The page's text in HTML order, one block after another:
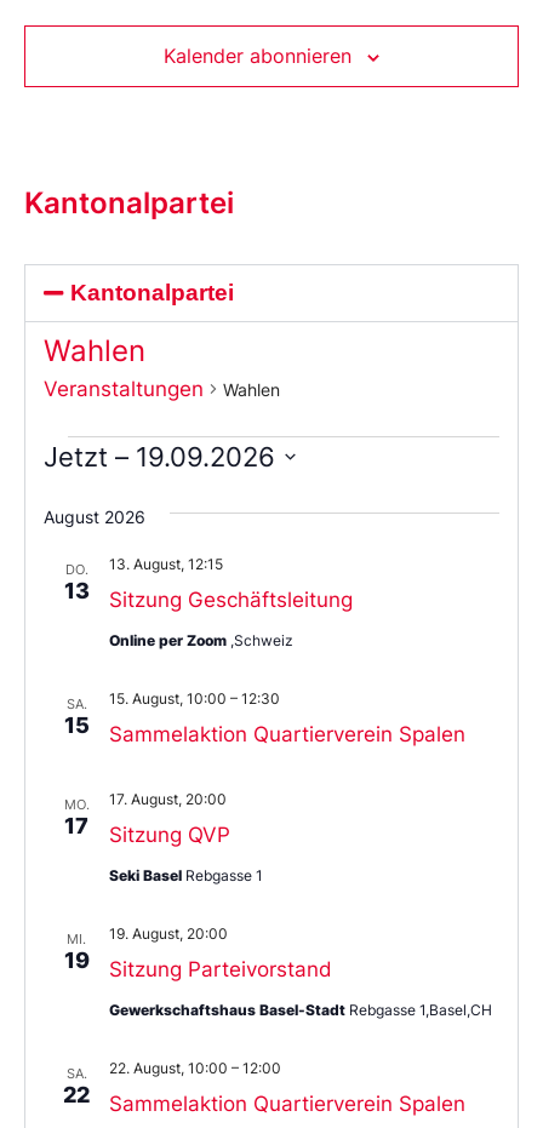
Kalender abonnieren
Kantonalpartei
Kantonalpartei
Wahlen
Veranstaltungen Wahlen
Jetzt – 19.09.2026
Sie
das
aus.
August 2026
DO.
13 Sitzung Geschäftsleitung
13. August, 12:15
Online per Zoom ,Schweiz
SA.
15 Sammelaktion Quartierverein Spalen
15. August, 10:00 – 12:30
MO.
17 Sitzung QVP
17. August, 20:00
Seki Basel Rebgasse 1
MI.
19 Sitzung Parteivorstand
19. August, 20:00
Gewerkschaftshaus Basel-Stadt Rebgasse 1,Basel,CH
SA.
22 Sammelaktion Quartierverein Spalen
22. August, 10:00 – 12:00